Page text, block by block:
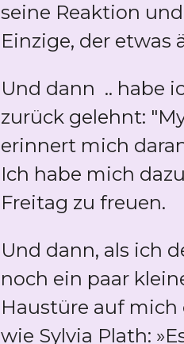
seine Reaktion
Einzige, der etwas
Und dann .. habe
zurück gelehnt:
erinnert mich
Ich habe mich
Freitag zu freuen.
Und dann, als ich
noch ein paar
Haustüre auf mich
wie Sylvia Plath: